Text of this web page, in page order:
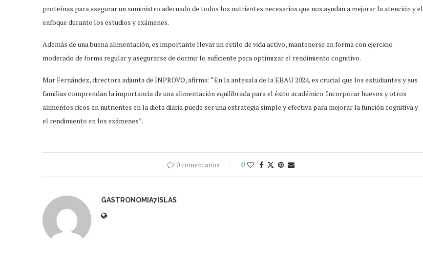
proteínas para asegurar un suministro adecuado de todos los nutrientes necesarios que nos ayudan a mejorar la atención y el
enfoque durante los estudios y exámenes.
Además de una buena alimentación, es importante llevar un estilo de vida activo, mantenerse en forma con ejercicio
moderado de forma regular y asegurarse de dormir lo suficiente para optimizar el rendimiento cognitivo.
Mar Fernández, directora adjunta de INPROVO, afirma: “En la antesala de la EBAU 2024, es crucial que los estudiantes y sus
familias comprendan la importancia de una alimentación equilibrada para el éxito académico. Incorporar huevos y otros
alimentos ricos en nutrientes en la dieta diaria puede ser una estrategia simple y efectiva para mejorar la función cognitiva y
el rendimiento en los exámenes”.
0 comentarios 0
GASTRONOMIA7ISLAS